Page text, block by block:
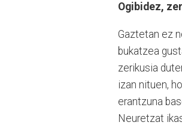
Ogibidez,
Gaztetan ez
bukatzea
zerikusia
izan nituen,
erantzuna
Neuretzat